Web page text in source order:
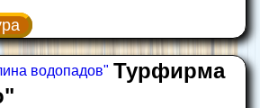
Турфирма